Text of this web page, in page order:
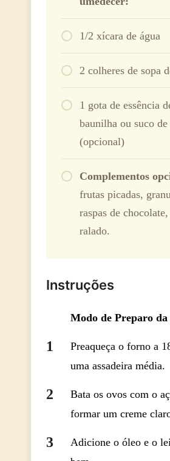
1/2 xícara de água
2 colheres de sopa
1 gota de essência
baunilha ou suco
(opcional)
Complementos
frutas picadas,
raspas de
ralado.
Instruções
Modo de Preparo da
Preaqueça o forno a
uma assadeira média.
Bata os ovos com o
formar um creme
Adicione o óleo e o